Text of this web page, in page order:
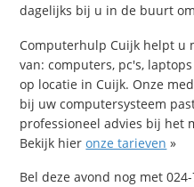
dagelijks bij u in de buurt
Computerhulp Cuijk helpt u
van: computers, pc's,
op locatie in Cuijk. Onze
bij uw computersysteem
professioneel advies bij het
Bekijk hieronze tarieven »
Bel deze avond nog met